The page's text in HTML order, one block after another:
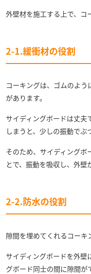
外壁材を施工する上で、コ
2-1.緩衝材の役割
コーキングは、ゴムのよ
があります。
サイディングボードは丈夫
しまうと、少しの振動でぶ
そのため、サイディングボ
とで、振動を吸収し、外壁
2-2.防水の役割
隙間を埋めてくれるコーキ
サイディングボードを外壁
グボード同士の間に隙間が